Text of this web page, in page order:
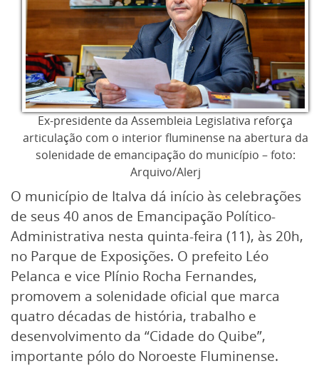
Ex-presidente da Assembleia Legislativa reforça
articulação com o interior fluminense na abertura da
solenidade de emancipação do município – foto:
Arquivo/Alerj
O município de Italva dá início às celebrações
de seus 40 anos de Emancipação Político-
Administrativa nesta quinta-feira (11), às 20h,
no Parque de Exposições. O prefeito Léo
Pelanca e vice Plínio Rocha Fernandes,
promovem a solenidade oficial que marca
quatro décadas de história, trabalho e
desenvolvimento da “Cidade do Quibe”,
importante pólo do Noroeste Fluminense.